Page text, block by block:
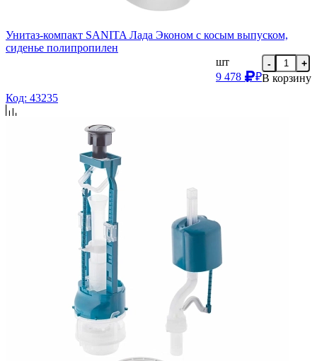
Унитаз-компакт SANITA Лада Эконом с косым выпуском,
сиденье полипропилен
шт
9 478
₽
- +
В корзину
Код: 43235